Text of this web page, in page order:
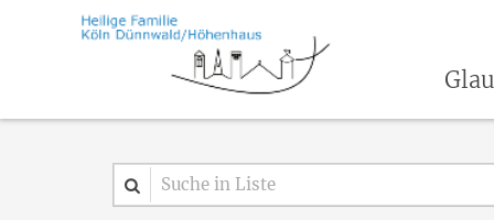
Zum Inhalt springen
Suche in Liste